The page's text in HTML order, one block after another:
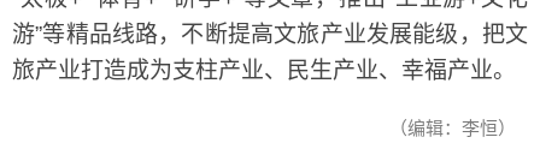
游”等精品线路，不断提高文旅产业发展能级，把文
旅产业打造成为支柱产业、民生产业、幸福产业。
（编辑：李恒）